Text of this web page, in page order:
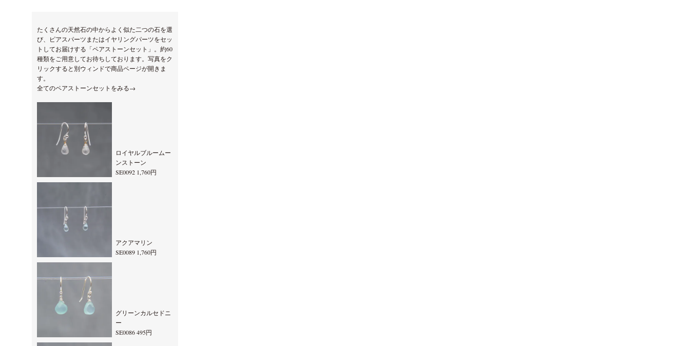
たくさんの天然石の中からよく似た二つの石を選
び、ピアスパーツまたはイヤリングパーツをセッ
トしてお届けする「ペアストーンセット」。約60
種類をご用意してお待ちしております。写真をク
リックすると別ウィンドで商品ページが開きま
す。
全てのペアストーンセットをみる→
ロイヤルブルームー
ンストーン
SE0092 1,760円
アクアマリン
SE0089 1,760円
グリーンカルセドニ
ー
SE0086 495円